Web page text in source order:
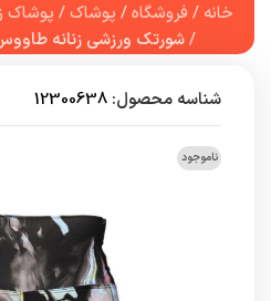
خانه /فروشگاه/ پوشاک/ پوشاک
/شورتک ورزشی زنانه
شناسه محصول: 12300638
ناموجود